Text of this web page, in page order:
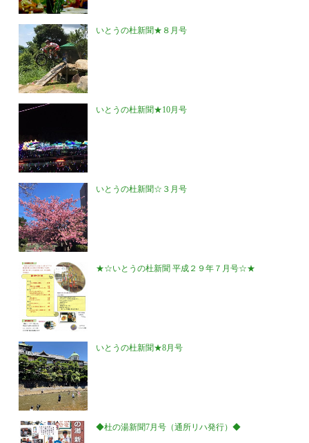
いとうの杜新聞★８月号
いとうの杜新聞★10月号
いとうの杜新聞☆３月号
★☆いとうの杜新聞 平成２９年７月号☆★
いとうの杜新聞★8月号
◆杜の湯新聞7月号（通所リハ発行）◆